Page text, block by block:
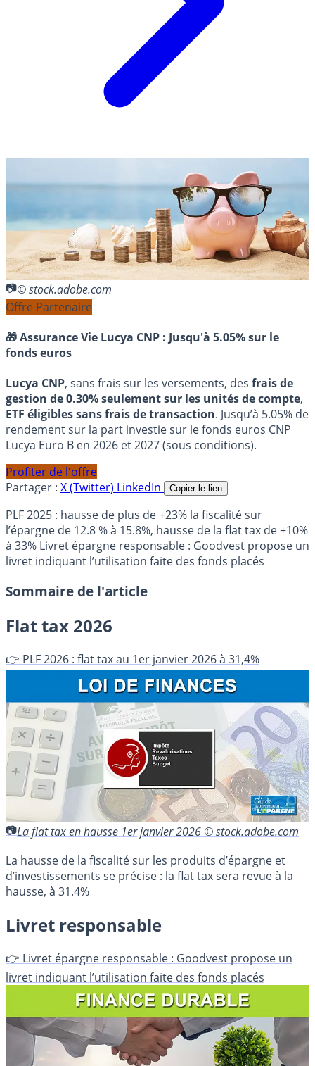
© stock.adobe.com
Offre Partenaire
🎁 Assurance Vie Lucya CNP : Jusqu'à 5.05% sur le
fonds euros
Lucya CNP, sans frais sur les versements, des frais de
gestion de 0.30% seulement sur les unités de compte,
ETF éligibles sans frais de transaction. Jusqu’à 5.05% de
rendement sur la part investie sur le fonds euros CNP
Lucya Euro B en 2026 et 2027 (sous conditions).
Profiter de l'offre
Partager : X (Twitter) LinkedIn Copier le lien
PLF 2025 : hausse de plus de +23% la fiscalité sur
l’épargne de 12.8 % à 15.8%, hausse de la flat tax de +10%
à 33% Livret épargne responsable : Goodvest propose un
livret indiquant l’utilisation faite des fonds placés
Sommaire de l'article
Flat tax 2026
👉 PLF 2026 : flat tax au 1er janvier 2026 à 31,4%
La flat tax en hausse 1er janvier 2026 © stock.adobe.com
La hausse de la fiscalité sur les produits d’épargne et
d’investissements se précise : la flat tax sera revue à la
hausse, à 31.4%
Livret responsable
👉 Livret épargne responsable : Goodvest propose un
livret indiquant l’utilisation faite des fonds placés